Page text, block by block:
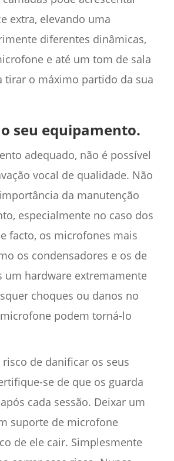
extra, elevando uma
diferentes dinâmicas,
e até um tom de sala
tirar o máximo partido da sua
seu equipamento.
adequado, não é possível
vocal de qualidade. Não
da manutenção
especialmente no caso dos
facto, os microfones mais
os condensadores e os de
um hardware extremamente
choques ou danos no
podem torná-lo
de danificar os seus
se de que os guarda
cada sessão. Deixar um
suporte de microfone
de ele cair. Simplesmente